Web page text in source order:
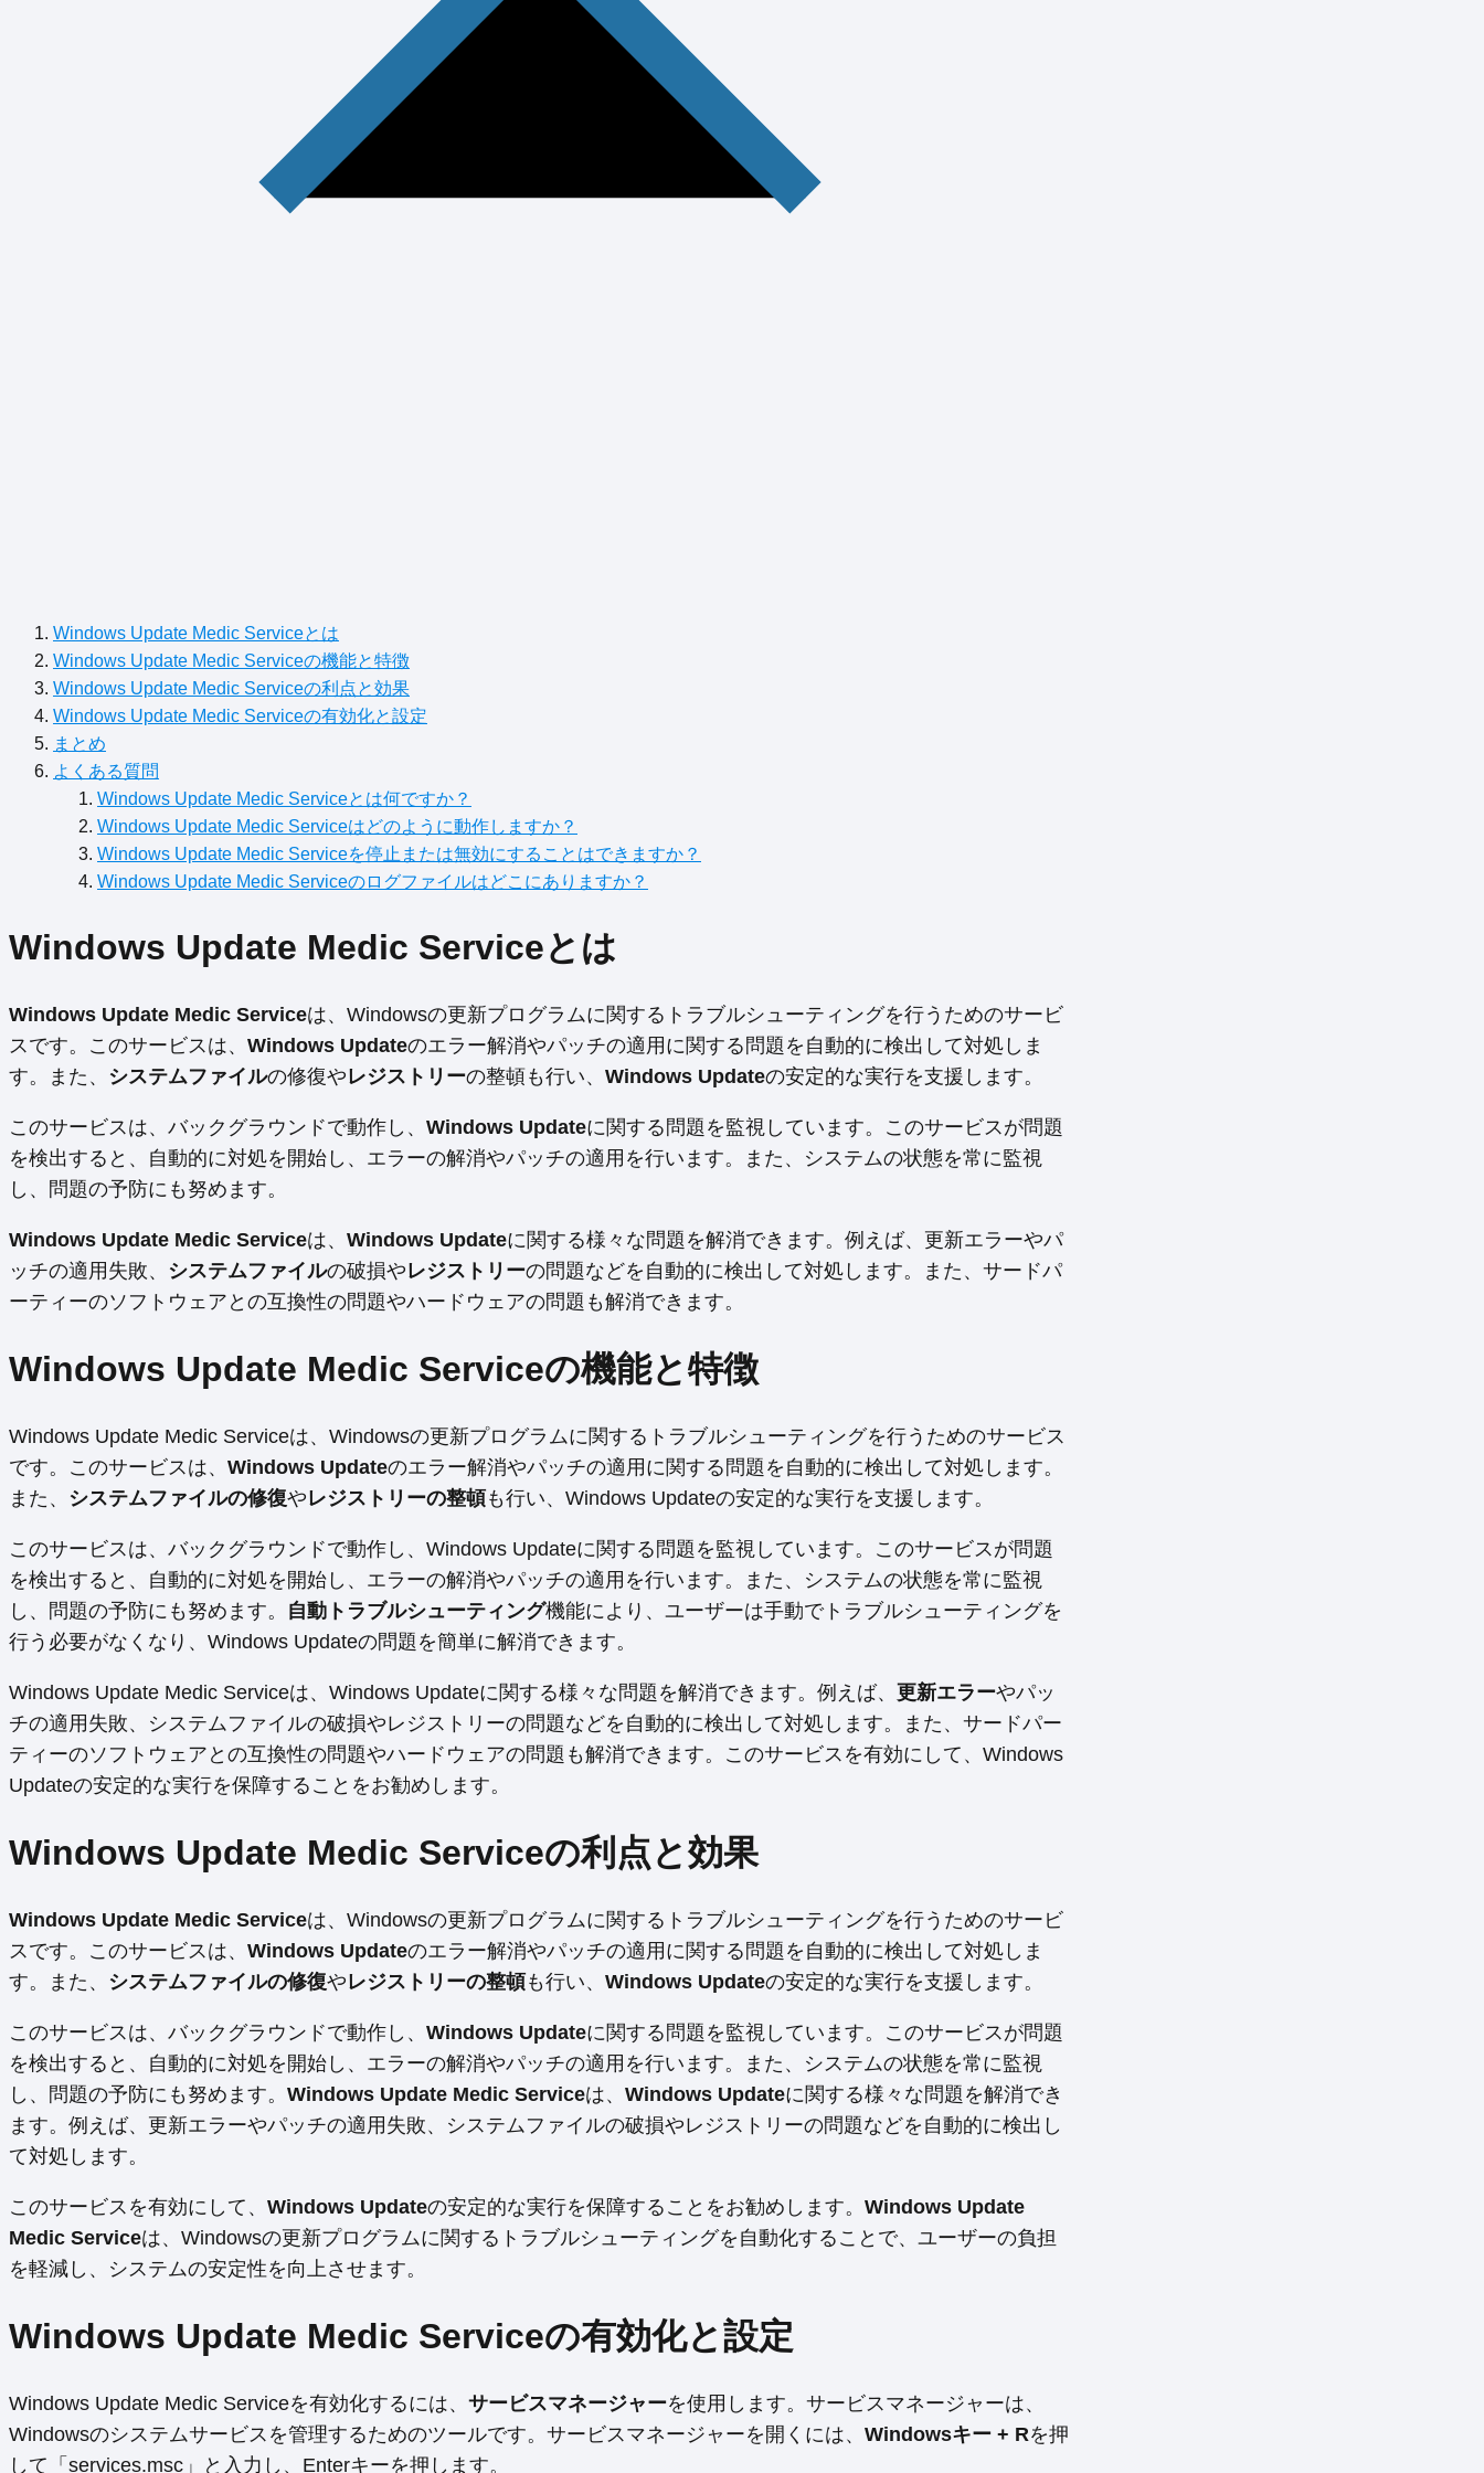
Windows Update Medic Serviceとは
Windows Update Medic Serviceの機能と特徴
Windows Update Medic Serviceの利点と効果
Windows Update Medic Serviceの有効化と設定
まとめ
よくある質問
Windows Update Medic Serviceとは何ですか？
Windows Update Medic Serviceはどのように動作しますか？
Windows Update Medic Serviceを停止または無効にすることはできますか？
Windows Update Medic Serviceのログファイルはどこにありますか？
Windows Update Medic Serviceとは
Windows Update Medic Serviceは、Windowsの更新プログラムに関するトラブルシューティングを行うためのサービ
スです。このサービスは、 Windows Updateのエラー解消やパッチの適用に関する問題を自動的に検出して対処しま
す。また、 システムファイルの修復やレジストリーの整頓も行い、 Windows Updateの安定的な実行を支援します。
このサービスは、バックグラウンドで動作し、 Windows Updateに関する問題を監視しています。このサービスが問題
を検出すると、自動的に対処を開始し、エラーの解消やパッチの適用を行います。また、システムの状態を常に監視
し、問題の予防にも努めます。
Windows Update Medic Serviceは、 Windows Updateに関する様々な問題を解消できます。例えば、更新エラーやパ
ッチの適用失敗、 システムファイルの破損やレジストリーの問題などを自動的に検出して対処します。また、サードパ
ーティーのソフトウェアとの互換性の問題やハードウェアの問題も解消できます。
Windows Update Medic Serviceの機能と特徴
Windows Update Medic Serviceは、Windowsの更新プログラムに関するトラブルシューティングを行うためのサービス
です。このサービスは、 Windows Updateのエラー解消やパッチの適用に関する問題を自動的に検出して対処します。
また、 システムファイルの修復やレジストリーの整頓も行い、Windows Updateの安定的な実行を支援します。
このサービスは、バックグラウンドで動作し、Windows Updateに関する問題を監視しています。このサービスが問題
を検出すると、自動的に対処を開始し、エラーの解消やパッチの適用を行います。また、システムの状態を常に監視
し、問題の予防にも努めます。 自動トラブルシューティング機能により、ユーザーは手動でトラブルシューティングを
行う必要がなくなり、Windows Updateの問題を簡単に解消できます。
Windows Update Medic Serviceは、Windows Updateに関する様々な問題を解消できます。例えば、 更新エラーやパッ
チの適用失敗、システムファイルの破損やレジストリーの問題などを自動的に検出して対処します。また、サードパー
ティーのソフトウェアとの互換性の問題やハードウェアの問題も解消できます。このサービスを有効にして、Windows
Updateの安定的な実行を保障することをお勧めします。
Windows Update Medic Serviceの利点と効果
Windows Update Medic Serviceは、Windowsの更新プログラムに関するトラブルシューティングを行うためのサービ
スです。このサービスは、 Windows Updateのエラー解消やパッチの適用に関する問題を自動的に検出して対処しま
す。また、 システムファイルの修復やレジストリーの整頓も行い、 Windows Updateの安定的な実行を支援します。
このサービスは、バックグラウンドで動作し、 Windows Updateに関する問題を監視しています。このサービスが問題
を検出すると、自動的に対処を開始し、エラーの解消やパッチの適用を行います。また、システムの状態を常に監視
し、問題の予防にも努めます。 Windows Update Medic Serviceは、 Windows Updateに関する様々な問題を解消でき
ます。例えば、更新エラーやパッチの適用失敗、システムファイルの破損やレジストリーの問題などを自動的に検出し
て対処します。
このサービスを有効にして、 Windows Updateの安定的な実行を保障することをお勧めします。 Windows Update
Medic Serviceは、Windowsの更新プログラムに関するトラブルシューティングを自動化することで、ユーザーの負担
を軽減し、システムの安定性を向上させます。
Windows Update Medic Serviceの有効化と設定
Windows Update Medic Serviceを有効化するには、 サービスマネージャーを使用します。サービスマネージャーは、
Windowsのシステムサービスを管理するためのツールです。サービスマネージャーを開くには、 Windowsキー + Rを押
して「services.msc」と入力し、Enterキーを押します。